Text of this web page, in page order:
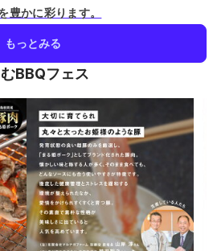
豊かに彩ります。
もっとみる
BBQフェス